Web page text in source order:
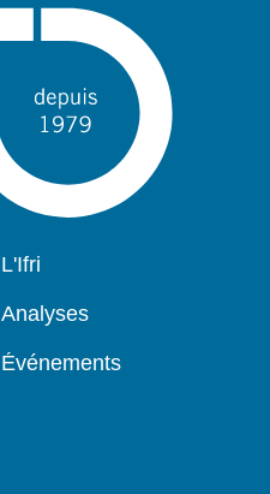
Navigation
L'Ifri
Analyses
Événements